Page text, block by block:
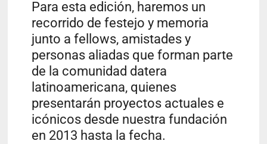
Para esta edición, haremos un
recorrido de festejo y memoria
junto a fellows, amistades y
personas aliadas que forman parte
de la comunidad datera
latinoamericana, quienes
presentarán proyectos actuales e
icónicos desde nuestra fundación
en 2013 hasta la fecha.